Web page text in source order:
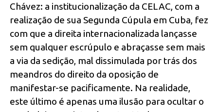
Chávez: a institucionalização da CELAC, com a
realização de sua Segunda Cúpula em Cuba, fez
com que a direita internacionalizada lançasse
sem qualquer escrúpulo e abraçasse sem mais
a via da sedição, mal dissimulada por trás dos
meandros do direito da oposição de
manifestar-se pacificamente. Na realidade,
este último é apenas uma ilusão para ocultar o